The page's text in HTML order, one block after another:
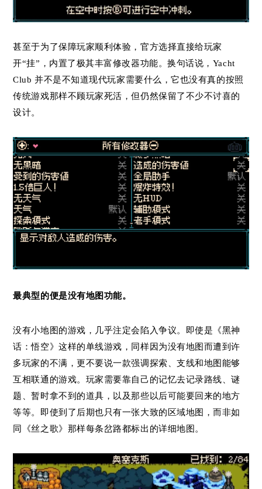
甚至于为了保障玩家顺利体验，官方选择直接给玩家
开“挂”，内置了极其丰富修改器功能。换句话说，Yacht
Club 并不是不知道现代玩家需要什么，它也没有真的按照
传统游戏那样不顾玩家死活，但仍然保留了不少不讨喜的
设计。
最典型的便是没有地图功能。
没有小地图的游戏，几乎注定会陷入争议。即使是《黑神
话：悟空》这样的单线游戏，同样因为没有地图而遭到许
多玩家的不满，更不要说一款强调探索、支线和地图能够
互相联通的游戏。玩家需要靠自己的记忆去记录路线、谜
题、暂时拿不到的道具，以及那些以后可能要回来的地方
等等。即使到了后期也只有一张大致的区域地图，而非如
同《丝之歌》那样每条岔路都标出的详细地图。